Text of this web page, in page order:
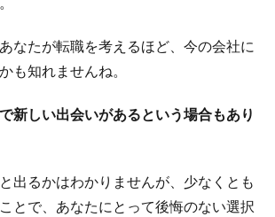
なたが転職を考えるほど、今の会社に
も知れませんね。
新しい出会いがあるという場合もあり
出るかはわかりませんが、少なくとも
ことで、あなたにとって後悔のない選択